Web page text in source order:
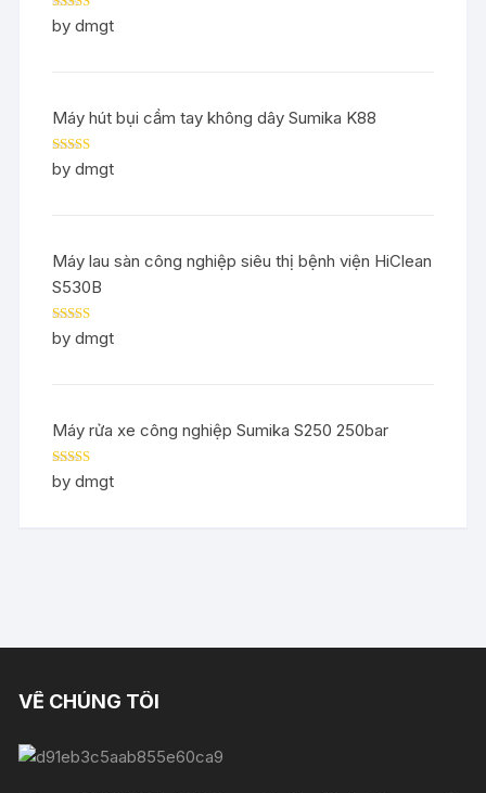
Rated5out
of 5
by dmgt
Máy hút bụi cầm tay không dây Sumika K88
Rated5out
of 5
by dmgt
Máy lau sàn công nghiệp siêu thị bệnh viện HiClean
S530B
Rated5out
of 5
by dmgt
Máy rửa xe công nghiệp Sumika S250 250bar
Rated5out
of 5
by dmgt
VỀ CHÚNG TÔI